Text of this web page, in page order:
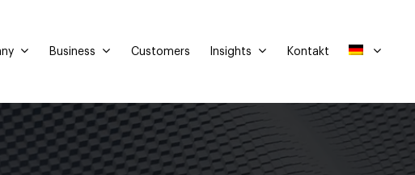
Business Customers Insights Kontakt